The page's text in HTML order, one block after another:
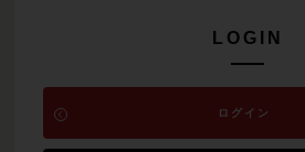
LOGIN
ログイン